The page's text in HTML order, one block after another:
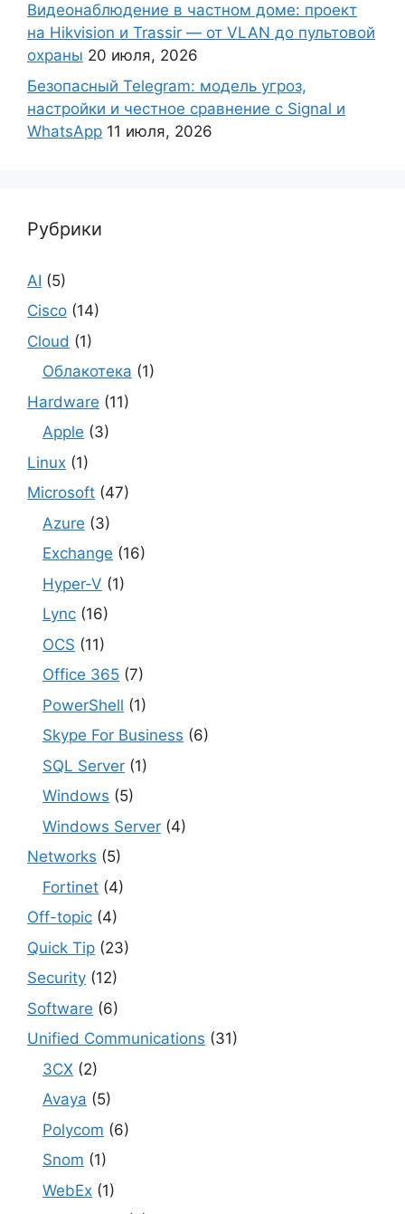
Видеонаблюдение в частном доме: проект
на Hikvision и Trassir — от VLAN до пультовой
охраны 20 июля, 2026
Безопасный Telegram: модель угроз,
настройки и честное сравнение с Signal и
WhatsApp 11 июля, 2026
Рубрики
AI (5)
Cisco (14)
Cloud (1)
Облакотека (1)
Hardware (11)
Apple (3)
Linux (1)
Microsoft (47)
Azure (3)
Exchange (16)
Hyper-V (1)
Lync (16)
OCS (11)
Office 365 (7)
PowerShell (1)
Skype For Business (6)
SQL Server (1)
Windows (5)
Windows Server (4)
Networks (5)
Fortinet (4)
Off-topic (4)
Quick Tip (23)
Security (12)
Software (6)
Unified Communications (31)
3CX (2)
Avaya (5)
Polycom (6)
Snom (1)
WebEx (1)